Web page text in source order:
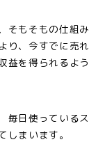
そもそもの仕組み
り、今すでに売れ
益を得られるよう
毎日使っているス
まいます。